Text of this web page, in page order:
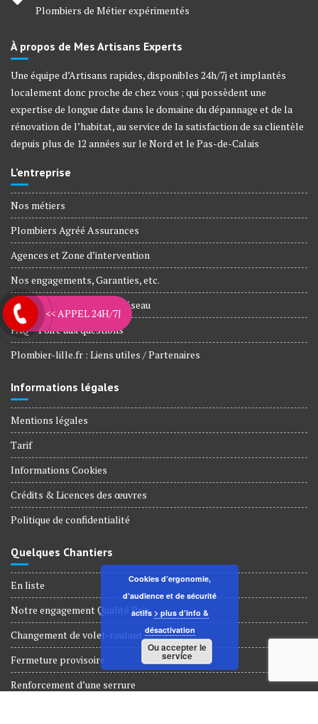
Plombiers de Métier expérimentés
À propos de Mes Artisans Experts
Une équipe d’Artisans rapides, disponibles 24h/7j et implantés
localement donc proche de chez vous ; qui possèdent une
expertise de longue date dans le domaine du dépannage et de la
rénovation de l’habitat, au service de la satisfaction de sa clientèle
depuis plus de 12 années sur le Nord et le Pas-de-Calais
L’entreprise
Nos métiers
Plombiers Agréé Assurances
Agences et Zone d’intervention
Nos engagements, Garanties, etc.
Artisans rejoignez notre réseau
FAQ – Foire aux questions
Plombier-lille.fr : Liens utiles / Partenaires
Informations légales
Mentions légales
Tarif
Informations Cookies
Crédits & Licences des œuvres
Politique de confidentialité
Quelques Chantiers
En liste
Notre engagement Qualité Prix
Changement de volet-roulant
Fermeture provisoire
Renforcement d’une serrure
<< APPEL 24H/7J
Cookies d’ergonomie,
d’audience et de sécurité
actifs > plus d’info &
désactivation
Ou accepter le
service